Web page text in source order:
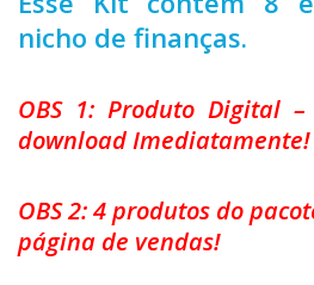
nicho de finanças.
OBS 1: Produto Digital
download Imediatamente!
OBS 2: 4 produtos do
página de vendas!